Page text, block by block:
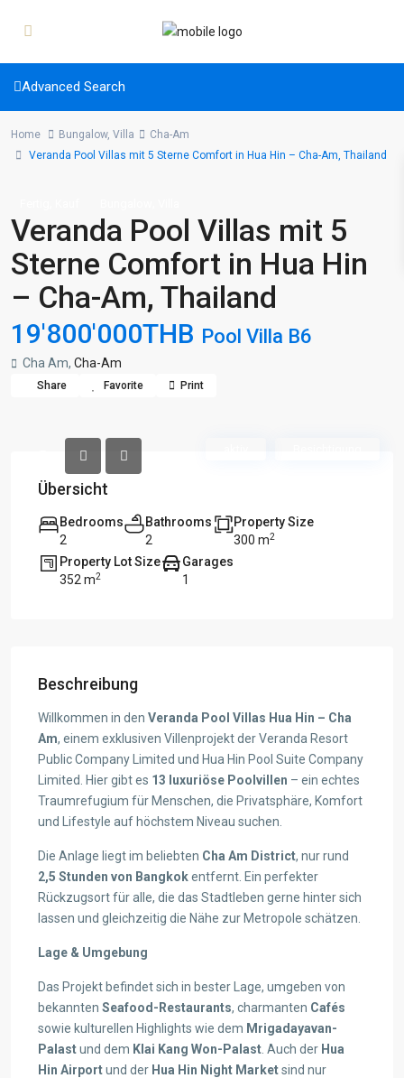
Advanced Search
Home Bungalow, Villa
Cha-Am
Veranda Pool Villas mit 5 Sterne Comfort in Hua Hin – Cha-Am, Thailand
Veranda Pool Villas mit 5
Sterne Comfort in Hua Hin
– Cha-Am, Thailand
19'800'000THB Pool Villa B6
Cha Am, Cha-Am
Share Favorite Print
Übersicht
Bedrooms
2
Bathrooms
2
Property Size
300 m2
Property Lot Size
352 m2
Garages
1
Beschreibung
Willkommen in den Veranda Pool Villas Hua Hin – Cha
Am, einem exklusiven Villenprojekt der Veranda Resort
Public Company Limited und Hua Hin Pool Suite Company
Limited. Hier gibt es 13 luxuriöse Poolvillen – ein echtes
Traumrefugium für Menschen, die Privatsphäre, Komfort
und Lifestyle auf höchstem Niveau suchen.
Die Anlage liegt im beliebten Cha Am District, nur rund
2,5 Stunden von Bangkokentfernt. Ein perfekter
Rückzugsort für alle, die das Stadtleben gerne hinter sich
lassen und gleichzeitig die Nähe zur Metropole schätzen.
Lage & Umgebung
Das Projekt befindet sich in bester Lage, umgeben von
bekannten Seafood-Restaurants, charmanten Cafés
sowie kulturellen Highlights wie dem Mrigadayavan-
Palastund dem Klai Kang Won-Palast . Auch der Hua
Hin Airportund der Hua Hin Night Marketsind nur